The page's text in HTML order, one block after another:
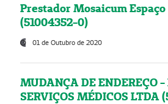
Prestador Mosaicum
(51004352-0)
01 de Outubro de 2020
MUDANÇA DE ENDEREÇO
SERVIÇOS MÉDICOS LTDA